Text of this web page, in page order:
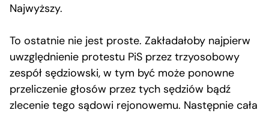
Najwyższy.
To ostatnie nie jest proste. Zakładałoby najpierw
uwzględnienie protestu PiS przez trzyosobowy
zespół sędziowski, w tym być może ponowne
przeliczenie głosów przez tych sędziów bądź
zlecenie tego sądowi rejonowemu. Następnie cała